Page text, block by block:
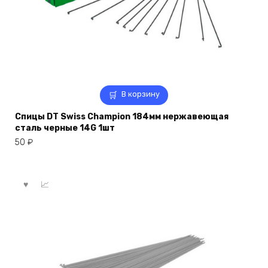
В корзину
Спицы DT Swiss Champion 184мм нержавеющая
сталь черные 14G 1шт
50 ₽